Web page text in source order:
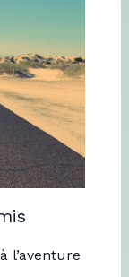
l’aventure